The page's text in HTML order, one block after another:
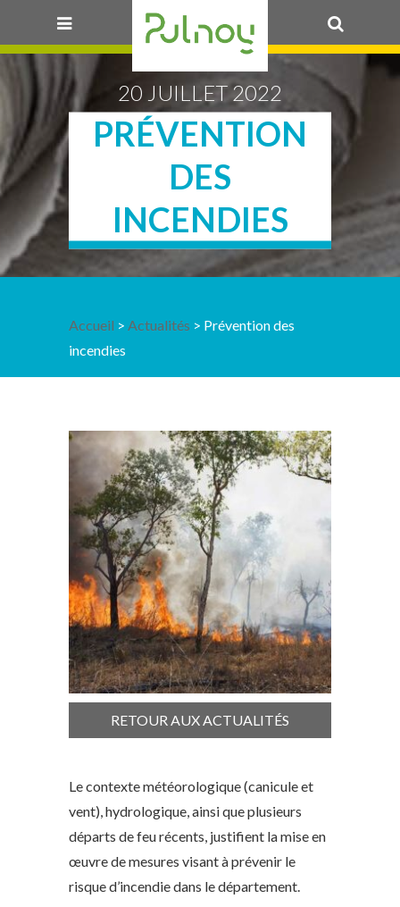
20 JUILLET 2022
PRÉVENTION
DES
INCENDIES
Accueil >Actualités > Prévention des
incendies
RETOUR AUX ACTUALITÉS
Le contexte météorologique (canicule et
vent), hydrologique, ainsi que plusieurs
départs de feu récents, justifient la mise en
œuvre de mesures visant à prévenir le
risque d’incendie dans le département.